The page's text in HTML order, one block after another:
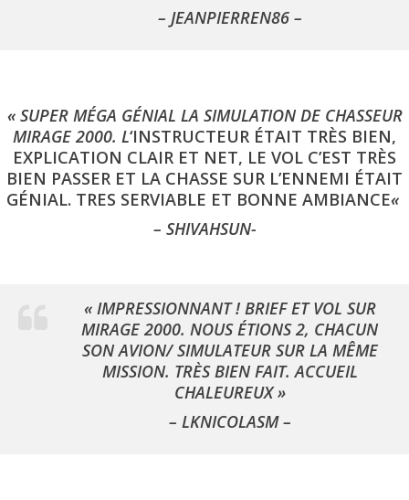
– JEANPIERREN86 –
« SUPER MÉGA GÉNIAL LA SIMULATION DE CHASSEUR
MIRAGE 2000. L‘INSTRUCTEUR ÉTAIT TRÈS BIEN,
EXPLICATION CLAIR ET NET, LE VOL C’EST TRÈS
BIEN PASSER ET LA CHASSE SUR L’ENNEMI ÉTAIT
GÉNIAL. TRES SERVIABLE ET BONNE AMBIANCE«
– SHIVAHSUN-
« IMPRESSIONNANT ! BRIEF ET VOL SUR
MIRAGE 2000. NOUS ÉTIONS 2, CHACUN
SON AVION/ SIMULATEUR SUR LA MÊME
MISSION. TRÈS BIEN FAIT. ACCUEIL
CHALEUREUX»
– LKNICOLASM –